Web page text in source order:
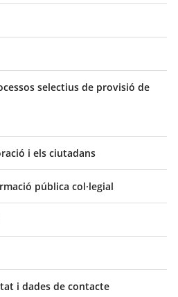
selectius de provisió de
i els ciutadans
pública col·legial
i dades de contacte